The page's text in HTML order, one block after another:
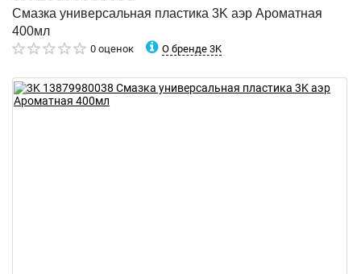
Смазка универсальная пластика 3K аэр Ароматная
400мл
0 оценок О бренде 3K